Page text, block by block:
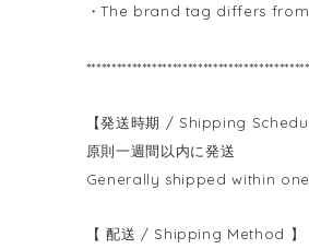
・The brand tag differs
【発送時期 / Shipping
原則一週間以内に発送
Generally shipped within
【 配送 / Shipping Method 】